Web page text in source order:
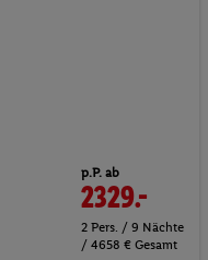
p.P. ab
2329.-
2 Pers. / 9 Nächte
/ 4658 € Gesamt